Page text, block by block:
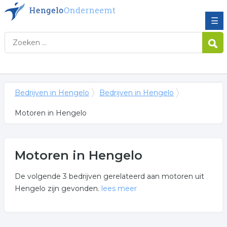
☰
Bedrijven in Hengelo Bedrijven in Hengelo
Motoren in Hengelo
Motoren in Hengelo
De volgende 3 bedrijven gerelateerd aan motoren uit
Hengelo zijn gevonden. lees meer